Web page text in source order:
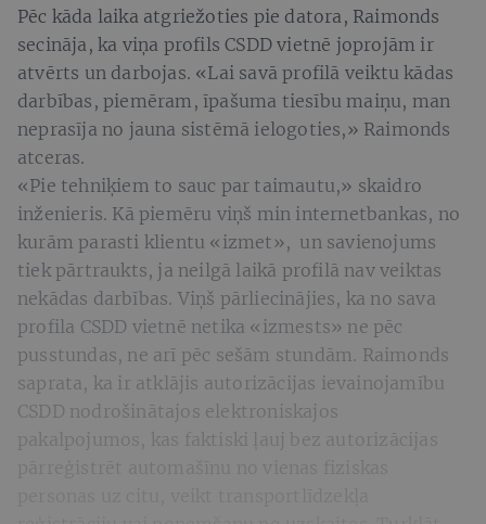
Pēc kāda laika atgriežoties pie datora, Raimonds
secināja, ka viņa profils CSDD vietnē joprojām ir
atvērts un darbojas. «Lai savā profilā veiktu kādas
darbības, piemēram, īpašuma tiesību maiņu, man
neprasīja no jauna sistēmā ielogoties,» Raimonds
atceras.
«Pie tehniķiem to sauc par taimautu,» skaidro
inženieris. Kā piemēru viņš min internetbankas, no
kurām parasti klientu «izmet», un savienojums
tiek pārtraukts, ja neilgā laikā profilā nav veiktas
nekādas darbības. Viņš pārliecinājies, ka no sava
profila CSDD vietnē netika «izmests» ne pēc
pusstundas, ne arī pēc sešām stundām. Raimonds
saprata, ka ir atklājis autorizācijas ievainojamību
CSDD nodrošinātajos elektroniskajos
pakalpojumos, kas faktiski ļauj bez autorizācijas
pārreģistrēt automašīnu no vienas fiziskas